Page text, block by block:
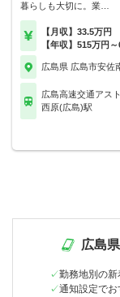
暮らしも大切に。業…
【月収】33.5万円
【年収】515万円
広島県 広島市安佐
広島高速交通アス
西原(広島)駅
広島
勤務地別の
通知設定で